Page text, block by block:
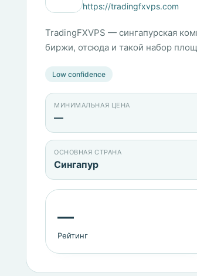
https://tradingfxvps.com
TradingFXVPS — сингапурская
биржи, отсюда и такой набор
Low confidence
МИНИМАЛЬНАЯ ЦЕНА
—
ОСНОВНАЯ СТРАНА
Сингапур
—
Рейтинг